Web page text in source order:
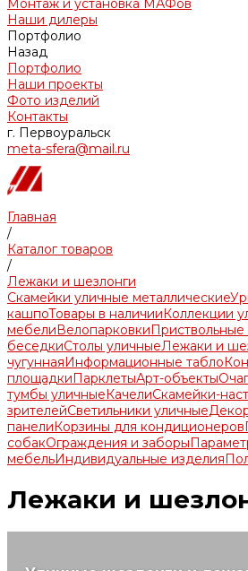
Монтаж и установка МАФов
Наши дилеры
Портфолио
Назад
Портфолио
Наши проекты
Фото изделий
Контакты
г. Первоуральск
meta-sfera@mail.ru
Главная
/
Каталог товаров
/
Лежаки и шезлонги
Скамейки уличные металлические
кашпоТовары в наличииКоллекции
мебелиВелопарковки
беседкиСтолы уличныеЛежаки и
чугуннаяИнформационные табло
площадкиПарклетыАрт-объекты
тумбы уличныеКачелиСкамейки-
зрителейСветильники уличные
панелиКорзины для кондиционеров
собакОграждения и заборы
мебельИндивидуальные изделия
Лежаки и